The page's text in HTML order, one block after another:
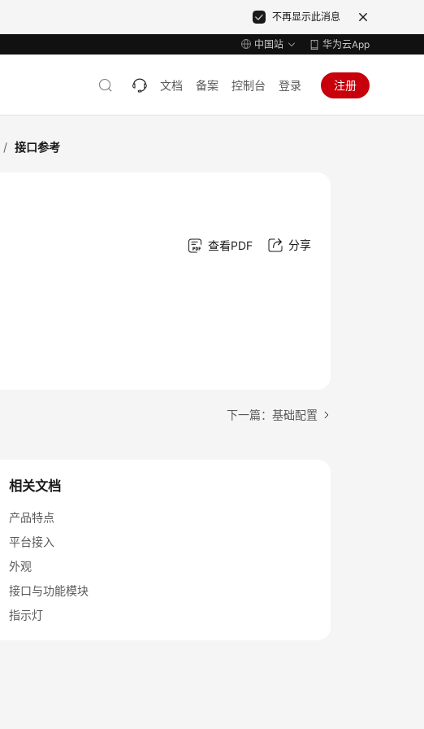
不再显示此消息
中国站 华为云App
文档 备案 控制台 登录 注册
/ 接口参考
查看PDF 分享
下一篇：基础配置
相关文档
产品特点
平台接入
外观
接口与功能模块
指示灯